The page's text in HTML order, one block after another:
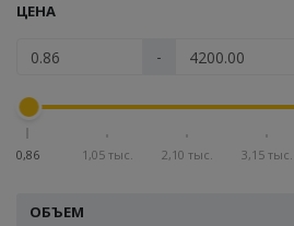
ЦЕНА
-
0,86 1,05 тыс. 2,10 тыс. 3,15 тыс.
ОБЪЕМ